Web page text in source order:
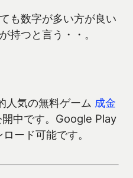
も数字が多い方が良い
持つと言う・・。
人気の無料ゲーム 成金
開中です。Google Play
ード可能です。